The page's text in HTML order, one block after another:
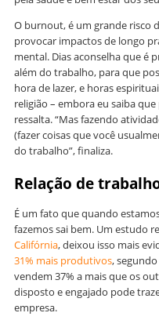
O burnout, é um grande risco
provocar impactos de longo
mental. Dias aconselha que é
além do trabalho, para que
hora de lazer, e horas
religião – embora eu saiba
ressalta. “Mas fazendo
(fazer coisas que você
do trabalho”, finaliza.
Relação de
É um fato que quando
fazemos sai bem. Um estudo
Califórnia, deixou isso mais
31% mais produtivos,
vendem 37% a mais que os
disposto e engajado pode
empresa.